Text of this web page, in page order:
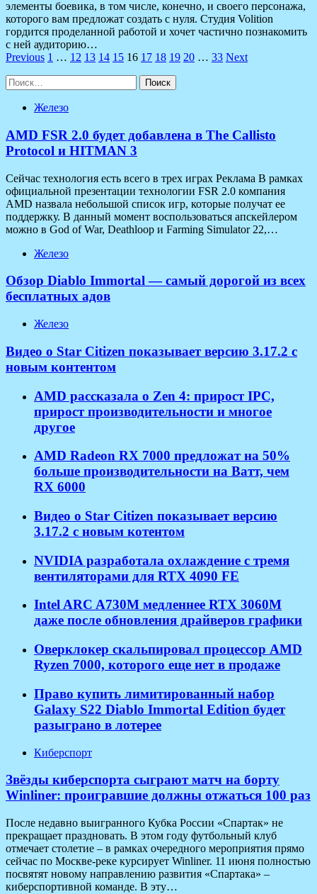
элементы боевика, в том числе, конечно, и своего персонажа,
которого вам предложат создать с нуля. Студия Volition
гордится проделанной работой и хочет частично познакомить
с ней аудиторию…
Пагинация
записей
Previous 1 … 12 13 14 15 16 17 18 19 20 … 33 Next
Найти:
Железо
AMD FSR 2.0 будет добавлена в The Callisto
Protocol и HITMAN 3
Сейчас технология есть всего в трех играх Реклама В рамках
официальной презентации технологии FSR 2.0 компания
AMD назвала небольшой список игр, которые получат ее
поддержку. В данный момент воспользоваться апскейлером
можно в God of War, Deathloop и Farming Simulator 22,…
Железо
Обзор Diablo Immortal — самый дорогой из всех
бесплатных адов
Железо
Видео о Star Citizen показывает версию 3.17.2 с
новым контентом
AMD рассказала о Zen 4: прирост IPC,
прирост производительности и многое
другое
AMD Radeon RX 7000 предложат на 50%
больше производительности на Ватт, чем
RX 6000
Видео о Star Citizen показывает версию
3.17.2 с новым котентом
NVIDIA разработала охлаждение с тремя
вентиляторами для RTX 4090 FE
Intel ARC A730M медленнее RTX 3060M
даже после обновления драйверов графики
Оверклокер скальпировал процессор AMD
Ryzen 7000, которого еще нет в продаже
Право купить лимитированный набор
Galaxy S22 Diablo Immortal Edition будет
разыграно в лотерее
Киберспорт
Звёзды киберспорта сыграют матч на борту
Winliner: проигравшие должны отжаться 100 раз
После недавно выигранного Кубка России «Спартак» не
прекращает праздновать. В этом году футбольный клуб
отмечает столетие – в рамках очередного мероприятия прямо
сейчас по Москве-реке курсирует Winliner. 11 июня полностью
посвятят новому направлению развития «Спартака» –
киберспортивной команде. В эту…